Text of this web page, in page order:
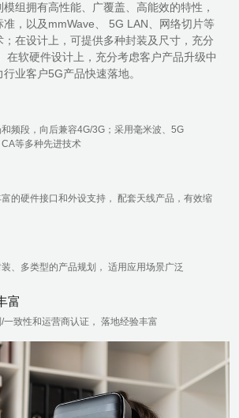
有高性能、广覆盖、高能效的特性，
，以及mmWave、 5G LAN、网络切片等
设计上，可提供多种封装及尺寸，充分
软硬件设计上，充分考虑客户产品升级中
行业客户5G产品快速落地。
段，向后兼容4G/3G；采用毫米波、5G
等多种先进技术
富的硬件接口和外设支持， 配套天线产品，有效缩
封装、多类型的产品规划， 适用应用场景广泛
富
一致性和运营商认证， 落地经验丰富